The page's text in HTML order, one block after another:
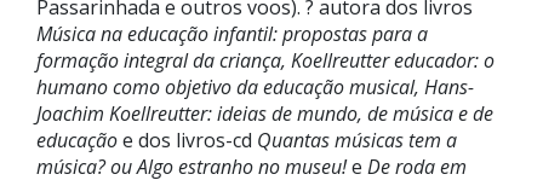
Passarinhada e outros voos). ? autora dos livros
Música na educação infantil: propostas para a
formação integral da criança, Koellreutter educador: o
humano como objetivo da educação musical, Hans-
Joachim Koellreutter: ideias de mundo, de música e de
educaçãoe dos livros-cd Quantas músicas tem a
música? ou Algo estranho no museu!e De roda em